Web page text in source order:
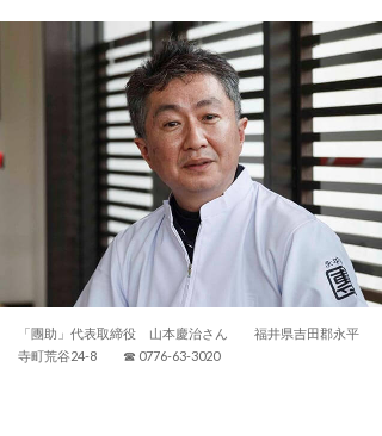
「團助」代表取締役 山本慶治さん 福井県吉田郡永平
寺町荒谷24-8 ☎ 0776-63-3020